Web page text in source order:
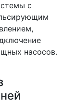
с
насосов.